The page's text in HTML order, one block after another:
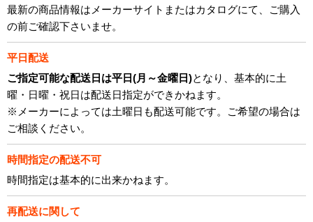
最新の商品情報はメーカーサイトまたはカタログにて、ご購入
の前ご確認下さいませ。
平日配送
ご指定可能な配送日は平日(月～金曜日)となり、基本的に土
曜・日曜・祝日は配送日指定ができかねます。
※メーカーによっては土曜日も配送可能です。ご希望の場合は
ご相談ください。
時間指定の配送不可
時間指定は基本的に出来かねます。
再配送に関して